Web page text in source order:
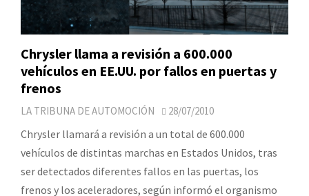
Chrysler llama a revisión a 600.000
vehículos en EE.UU. por fallos en puertas y
frenos
LA TRIBUNA DE AUTOMOCIÓN 28/07/2010
Chrysler llamará a revisión a un total de 600.000
vehículos de distintas marchas en Estados Unidos, tras
ser detectados diferentes fallos en las puertas, los
frenos y los aceleradores, según informó el organismo